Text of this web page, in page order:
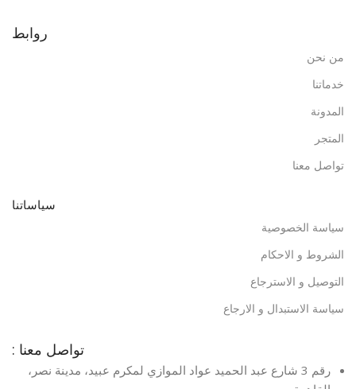
روابط
من نحن
خدماتنا
المدونة
المتجر
تواصل معنا
سياساتنا
سياسة الخصوصية
الشروط و الاحكام
التوصيل و الاسترجاع
سياسة الاستبدال و الارجاع
تواصل معنا :
رقم 3 شارع عبد الحميد عواد الموازي لمكرم عبيد، مدينة نصر،